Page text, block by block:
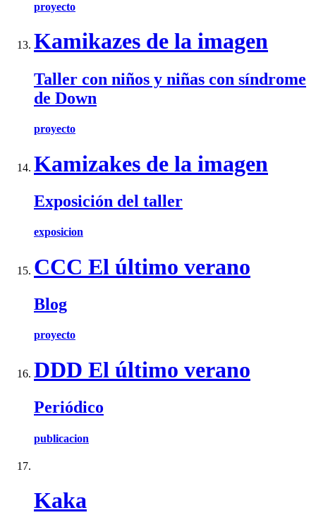
proyecto
Kamikazes de la imagen
Taller con niños y niñas con síndrome
de Down
proyecto
Kamizakes de la imagen
Exposición del taller
exposicion
CCC El último verano
Blog
proyecto
DDD El último verano
Periódico
publicacion
Kaka